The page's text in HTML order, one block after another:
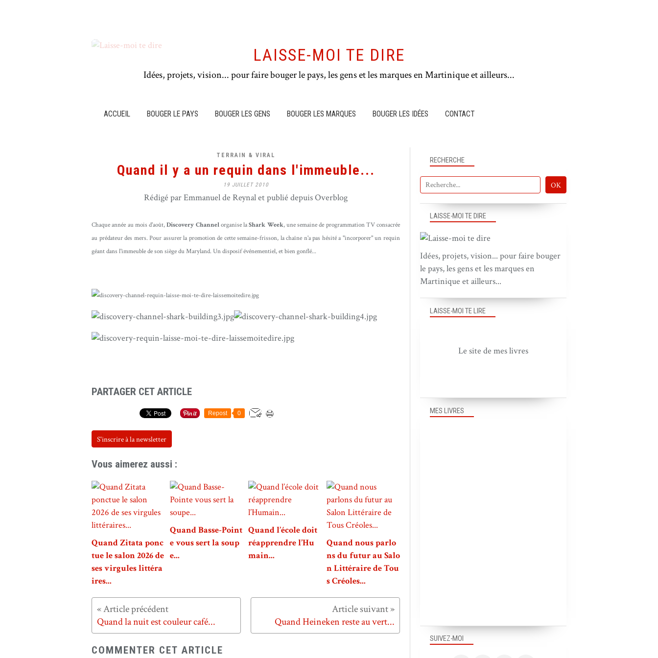
LAISSE-MOI TE DIRE
Idées, projets, vision... pour faire bouger le pays, les gens et les marques en Martinique et ailleurs...
ACCUEIL BOUGER LE PAYS BOUGER LES GENS BOUGER LES MARQUES BOUGER LES IDÉES CONTACT
TERRAIN & VIRAL
Quand il y a un requin dans l'immeuble...
19 JUILLET 2010
Rédigé par Emmanuel de Reynal et publié depuis Overblog
Chaque année au mois d'août,Discovery Channelorganise laShark Week, une semaine de programmation TV consacrée
au prédateur des mers. Pour assurer la promotion de cette semaine-frisson, la chaîne n'a pas hésité a "incorporer" un requin
géant dans l'immeuble de son siège du Maryland. Un disposif événementiel, et bien gonflé...
PARTAGER CET ARTICLE
Repost 0
S'inscrire à la newsletter
Vous aimerez aussi :
Quand Zitata ponc
tue le salon 2026 de
ses virgules littéra
ires...
Quand Basse-Point
e vous sert la soup
e...
Quand l’école doit
réapprendre l’Hu
main...
Quand nous parlo
ns du futur au Salo
n Littéraire de Tou
s Créoles...
Quand la nuit est couleur café... Quand Heineken reste au vert...
COMMENTER CET ARTICLE
SUIVEZ-MOI
RECHERCHE
LAISSE-MOI TE DIRE
Idées, projets, vision... pour faire bouger
le pays, les gens et les marques en
Martinique et ailleurs...
MES LIVRES
LAISSE-MOI TE LIRE
Le site de mes livres